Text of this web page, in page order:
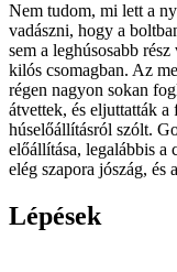
Nem tudom, mi lett a
vadászni, hogy a
sem a leghúsosabb
kilós csomagban. Az
régen nagyon sokan
átvettek, és eljuttatták a
húselőállításról szólt.
előállítása, legalábbis a
elég szapora jószág, és
Lépések